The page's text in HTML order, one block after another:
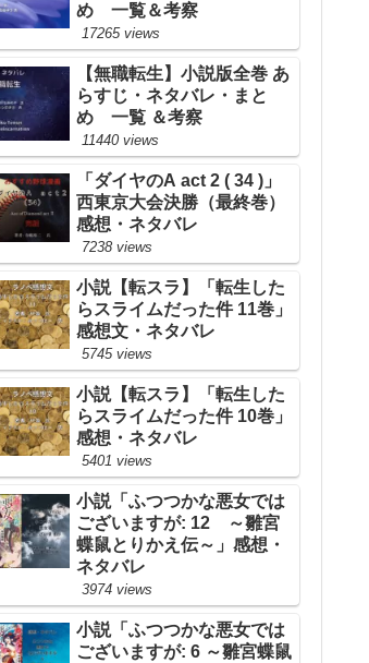
め 一覧＆考察
17265 views
【無職転生】小説版全巻 あ
らすじ・ネタバレ・まと
め 一覧 ＆考察
11440 views
「ダイヤのA act 2 ( 34 )」
西東京大会決勝（最終巻）
感想・ネタバレ
7238 views
小説【転スラ】「転生した
らスライムだった件 11巻」
感想文・ネタバレ
5745 views
小説【転スラ】「転生した
らスライムだった件 10巻」
感想・ネタバレ
5401 views
小説「ふつつかな悪女では
ございますが: 12 ～雛宮
蝶鼠とりかえ伝～」感想・
ネタバレ
3974 views
小説「ふつつかな悪女では
ございますが: 6 ～雛宮蝶鼠